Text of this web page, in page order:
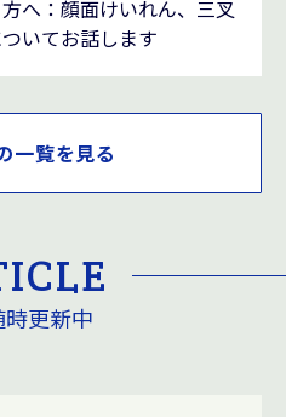
へ：顔面けいれん、三叉
いてお話します
一覧を見る
更新中